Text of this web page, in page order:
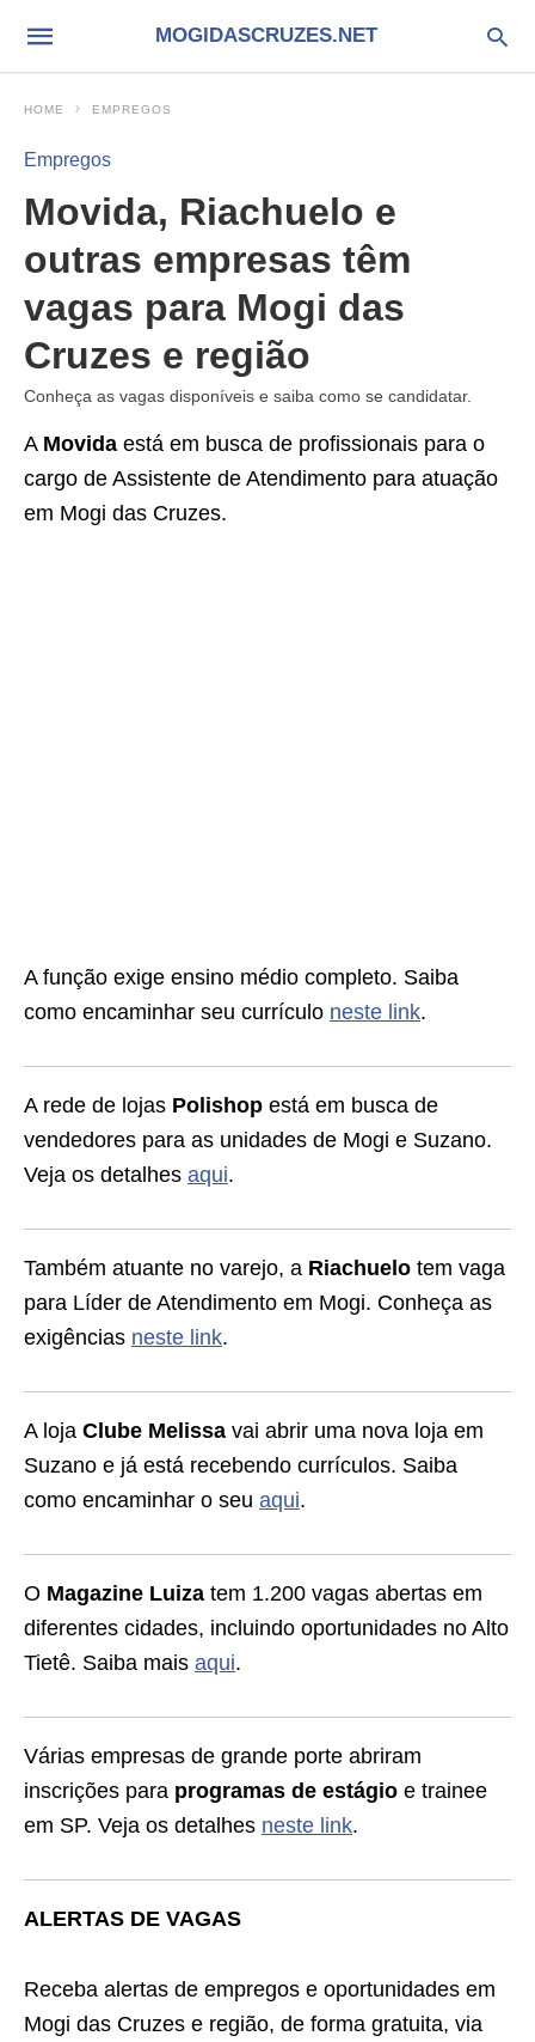
MOGIDASCRUZES.NET
HOME EMPREGOS
Empregos
Movida, Riachuelo e
outras empresas têm
vagas para Mogi das
Cruzes e região
Conheça as vagas disponíveis e saiba como se candidatar.
A Movida está em busca de profissionais para o
cargo de Assistente de Atendimento para atuação
em Mogi das Cruzes.
A função exige ensino médio completo. Saiba
como encaminhar seu currículo neste link.
A rede de lojas Polishop está em busca de
vendedores para as unidades de Mogi e Suzano.
Veja os detalhes aqui.
Também atuante no varejo, a Riachuelo tem vaga
para Líder de Atendimento em Mogi. Conheça as
exigências neste link.
A loja Clube Melissa vai abrir uma nova loja em
Suzano e já está recebendo currículos. Saiba
como encaminhar o seu aqui.
O Magazine Luiza tem 1.200 vagas abertas em
diferentes cidades, incluindo oportunidades no Alto
Tietê. Saiba mais aqui.
Várias empresas de grande porte abriram
inscrições para programas de estágio e trainee
em SP. Veja os detalhes neste link.
ALERTAS DE VAGAS
Receba alertas de empregos e oportunidades em
Mogi das Cruzes e região, de forma gratuita, via